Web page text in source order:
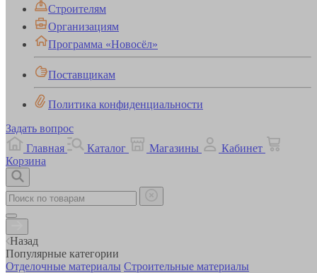
Строителям
Организациям
Программа «Новосёл»
Поставщикам
Политика конфиденциальности
Задать вопрос
Главная
Каталог Магазины
Кабинет
Корзина
Назад
Популярные категории
Отделочные материалы Строительные материалы